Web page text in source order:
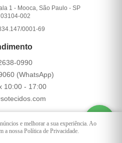
1 - Mooca, São Paulo -SP
002
0001-69
0990
(WhatsApp)
10:00 - 17:00
POR
e melhorar a sua experiência. Ao
a nossa Política de Privacidade.